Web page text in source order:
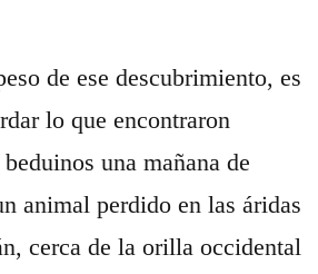
de ese descubrimiento, es
lo que encontraron
una mañana de
animal perdido en las áridas
cerca de la orilla occidental